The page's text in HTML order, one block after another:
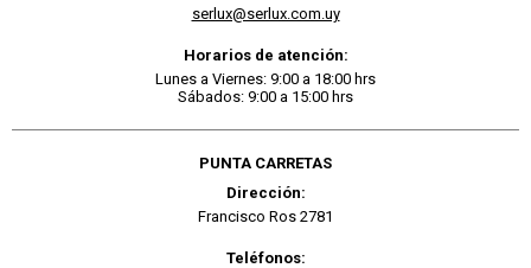
serlux@serlux.com.uy
Horarios de atención:
Lunes a Viernes: 9:00 a 18:00 hrs
Sábados: 9:00 a 15:00 hrs
PUNTA CARRETAS
Dirección:
Francisco Ros 2781
Teléfonos: